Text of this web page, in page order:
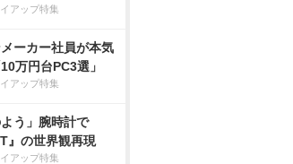
アップ特集
ーカー社員が本気
万円台PC3選」
アップ特集
よう」腕時計で
』の世界観再現
アップ特集